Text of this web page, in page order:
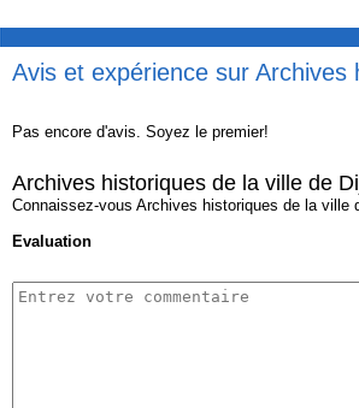
Avis et expérience sur Archives
Pas encore d'avis. Soyez le premier!
Archives historiques de la ville de
Connaissez-vous Archives historiques de la
Evaluation